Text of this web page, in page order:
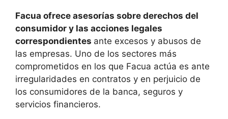
Facua ofrece asesorías sobre derechos del
consumidor y las acciones legales
correspondientes ante excesos y abusos de
las empresas. Uno de los sectores más
comprometidos en los que Facua actúa es ante
irregularidades en contratos y en perjuicio de
los consumidores de la banca, seguros y
servicios financieros.